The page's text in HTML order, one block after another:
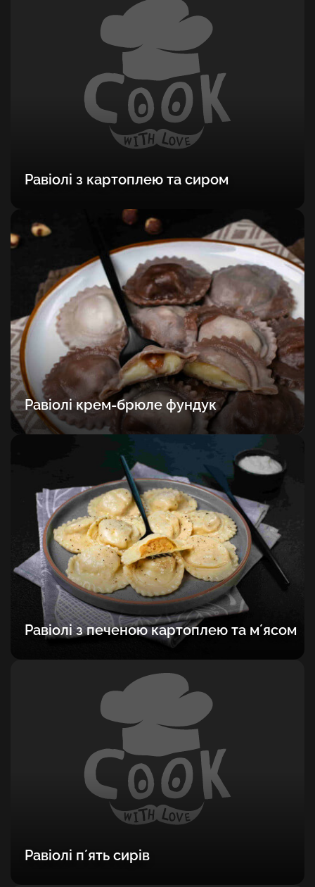
Равіолі з картоплею та сиром
Равіолі крем-брюле фундук
Равіолі з печеною картоплею та мʼясом
Равіолі пʼять сирів